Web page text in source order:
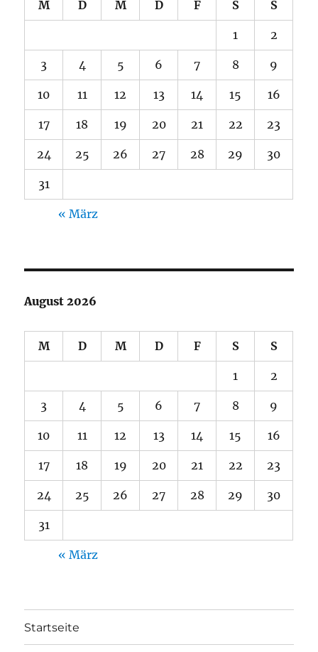
M D M D F S S
1 2
3 4 5 6 7 8 9
10 11 12 13 14 15 16
17 18 19 20 21 22 23
24 25 26 27 28 29 30
31
« März
August 2026
M D M D F S S
1 2
3 4 5 6 7 8 9
10 11 12 13 14 15 16
17 18 19 20 21 22 23
24 25 26 27 28 29 30
31
« März
Startseite